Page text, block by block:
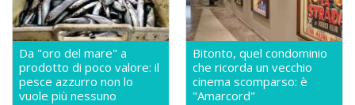
Da "oro del mare" a
prodotto di poco valore: il
pesce azzurro non lo
vuole più nessuno
Bitonto, quel condominio
che ricorda un vecchio
cinema scomparso: è
"Amarcord"